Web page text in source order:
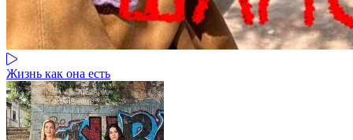
Жизнь как она есть